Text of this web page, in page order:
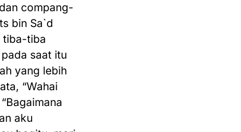
compang-
bin Sa`d
tiba-tiba
saat itu
yang lebih
“Wahai
aku